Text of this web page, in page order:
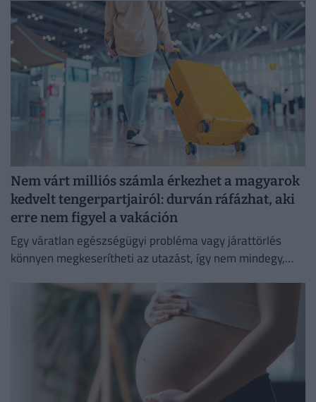
összeomlására spekulál.
Nem várt milliós számla érkezhet a magyarok
kedvelt tengerpartjairól: durván ráfázhat, aki
erre nem figyel a vakáción
Egy váratlan egészségügyi probléma vagy járattörlés
könnyen megkeserítheti az utazást, így nem mindegy,